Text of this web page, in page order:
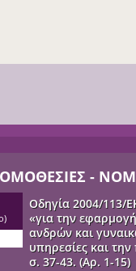
-
)
Οδηγία 2004/113/
«για την
ανδρών και
υπηρεσίες και
σ. 37-43. (Αρ. 1-15)